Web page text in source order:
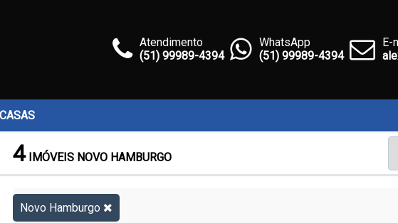
Atendimento
(51) 99989-4394
WhatsApp
(51) 99989-4394
E-
CASAS
4 IMÓVEIS NOVO HAMBURGO
Novo Hamburgo